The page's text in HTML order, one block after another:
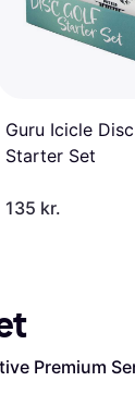
Guru Icicle
Starter Set
135 kr.
Premium